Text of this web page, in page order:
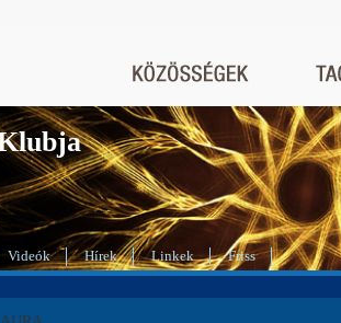
Videók Hírek Linkek Friss